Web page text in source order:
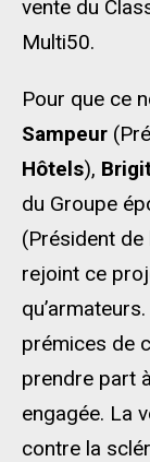
vente du
Multi50.
Pour que ce
Sampeur
Hôtels),
du Groupe
(Président
rejoint ce
prémices de
prendre part
engagée. La
contre la